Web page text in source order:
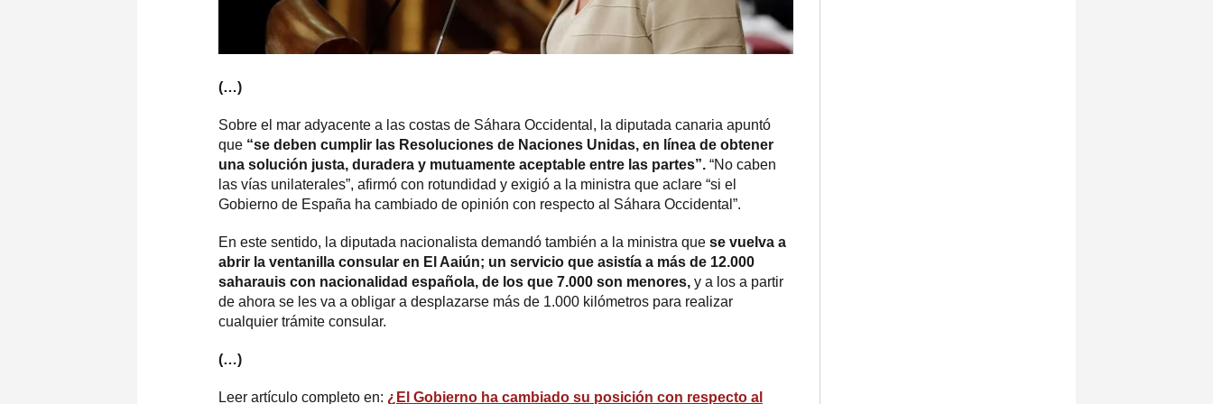
(…)
Sobre el mar adyacente a las costas de Sáhara Occidental, la diputada canaria apuntó
que “se deben cumplir las Resoluciones de Naciones Unidas, en línea de obtener
una solución justa, duradera y mutuamente aceptable entre las partes”. “No caben
las vías unilaterales”, afirmó con rotundidad y exigió a la ministra que aclare “si el
Gobierno de España ha cambiado de opinión con respecto al Sáhara Occidental”.
En este sentido, la diputada nacionalista demandó también a la ministra que se vuelva a
abrir la ventanilla consular en El Aaiún; un servicio que asistía a más de 12.000
saharauis con nacionalidad española, de los que 7.000 son menores, y a los a partir
de ahora se les va a obligar a desplazarse más de 1.000 kilómetros para realizar
cualquier trámite consular.
(…)
Leer artículo completo en: ¿El Gobierno ha cambiado su posición con respecto al